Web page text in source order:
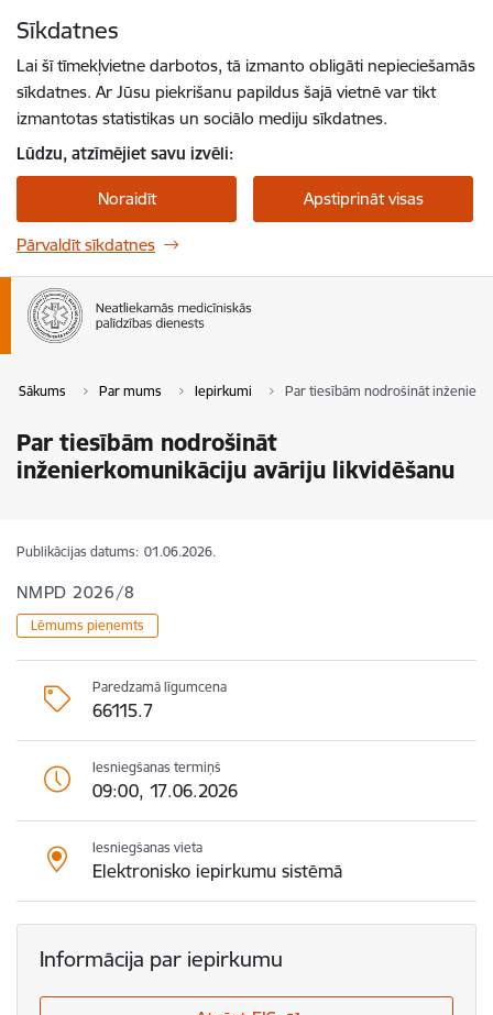
Sīkdatnes
Lai šī tīmekļvietne darbotos, tā izmanto obligāti nepieciešamās
sīkdatnes. Ar Jūsu piekrišanu papildus šajā vietnē var tikt
izmantotas statistikas un sociālo mediju sīkdatnes.
Lūdzu, atzīmējiet savu izvēli:
Noraidīt Apstiprināt visas
Pārvaldīt sīkdatnes
Sākums Par mums Iepirkumi Par tiesībām nodrošināt
Par tiesībām nodrošināt
inženierkomunikāciju avāriju likvidēšanu
Publikācijas datums: 01.06.2026.
NMPD 2026/8
Lēmums pieņemts
Paredzamā līgumcena
66115.7
Iesniegšanas termiņš
09:00, 17.06.2026
Iesniegšanas vieta
Elektronisko iepirkumu sistēmā
Informācija par iepirkumu